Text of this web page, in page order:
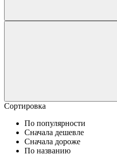
Сортировка
По популярности
Сначала дешевле
Сначала дороже
По названию